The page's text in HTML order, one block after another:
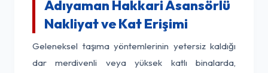
Adıyaman Hakkari Asansörlü
Nakliyat ve Kat Erişimi
Geleneksel taşıma yöntemlerinin yetersiz kaldığı
dar merdivenli veya yüksek katlı binalarda,